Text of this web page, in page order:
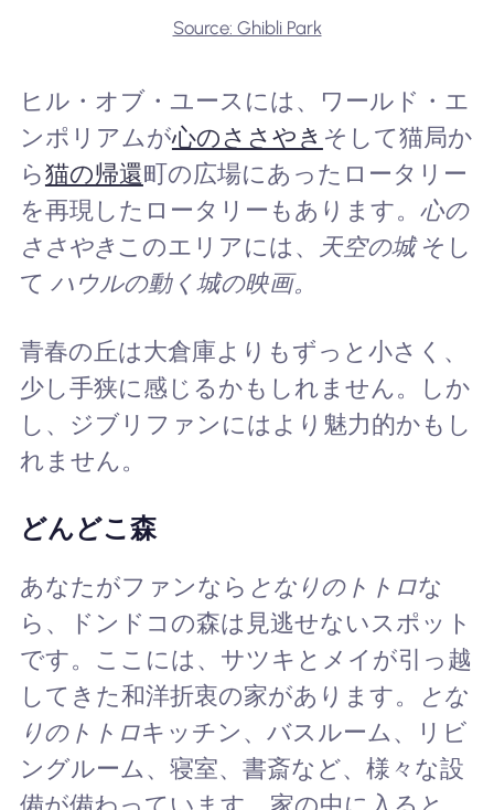
Source: Ghibli Park
ヒル・オブ・ユースには、ワールド・エ
ンポリアムが心のささやき そして猫局か
ら猫の帰還町の広場にあったロータリー
を再現したロータリーもあります。 心の
ささやき このエリアには、 天空の城そし
て ハウルの動く城の映画。
青春の丘は大倉庫よりもずっと小さく、
少し手狭に感じるかもしれません。しか
し、ジブリファンにはより魅力的かもし
れません。
どんどこ森
あなたがファンなら となりのトトロな
ら、ドンドコの森は見逃せないスポット
です。ここには、サツキとメイが引っ越
してきた和洋折衷の家があります。
とな
りのトトロキッチン、バスルーム、リビ
ングルーム、寝室、書斎など、様々な設